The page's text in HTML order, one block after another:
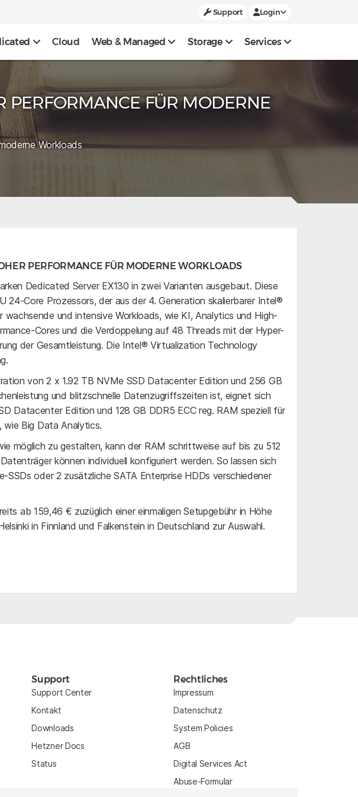
Support Login
Cloud Web & Managed Storage Services
PERFORMANCE FÜR MODERNE
Workloads
PERFORMANCE FÜR MODERNE WORKLOADS
Dedicated Server EX130 in zwei Varianten ausgebaut. Diese
24-Core Prozessors, der aus der 4. Generation skalierbarer Intel®
und intensive Workloads, wie KI, Analytics und High-
Cores und die Verdoppelung auf 48 Threads mit der Hyper-
der Gesamtleistung. Die Intel® Virtualization Technology
von 2 x 1.92 TB NVMe SSD Datacenter Edition und 256 GB
und blitzschnelle Datenzugriffszeiten ist, eignet sich
Datacenter Edition und 128 GB DDR5 ECC reg. RAM speziell für
wie Big Data Analytics.
möglich zu gestalten, kann der RAM schrittweise auf bis zu 512
können individuell konfiguriert werden. So lassen sich
oder 2 zusätzliche SATA Enterprise HDDs verschiedener
ab 159,46 € zuzüglich einer einmaligen Setupgebühr in Höhe
in Finnland und Falkenstein in Deutschland zur Auswahl.
Support
Support Center
Kontakt
Downloads
Hetzner Docs
Status
Rechtliches
Impressum
Datenschutz
System Policies
AGB
Digital Services Act
Abuse-Formular